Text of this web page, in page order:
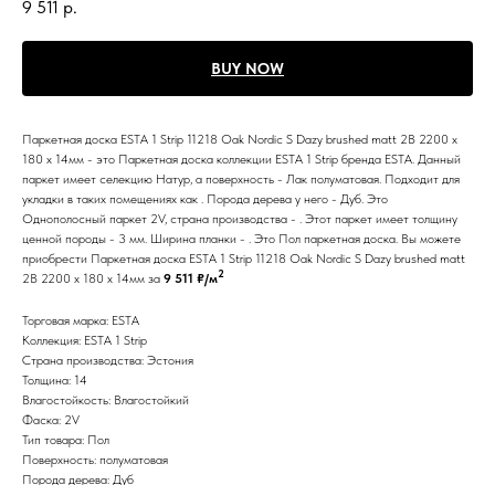
9 511 р.
BUY NOW
Паркетная доска ESTA 1 Strip 11218 Oak Nordic S Dazy brushed matt 2B 2200 x
180 x 14мм - это Паркетная доска коллекции ESTA 1 Strip бренда ESTA. Данный
паркет имеет селекцию Натур, а поверхность - Лак полуматовая. Подходит для
укладки в таких помещениях как . Порода дерева у него - Дуб. Это
Однополосный паркет 2V, страна производства - . Этот паркет имеет толщину
ценной породы - 3 мм. Ширина планки - . Это Пол паркетная доска. Вы можете
приобрести Паркетная доска ESTA 1 Strip 11218 Oak Nordic S Dazy brushed matt
2B 2200 x 180 x 14мм за 9 511 ₽/м2
Торговая марка: ESTA
Коллекция: ESTA 1 Strip
Страна производства: Эстония
Толщина: 14
Влагостойкость: Влагостойкий
Фаска: 2V
Тип товара: Пол
Поверхность: полуматовая
Порода дерева: Дуб